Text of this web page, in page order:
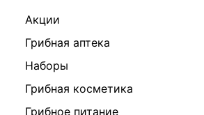
Акции
Грибная аптека
Наборы
Грибная косметика
Грибное питание